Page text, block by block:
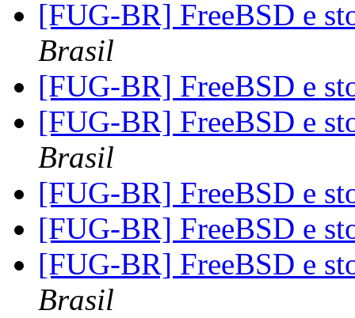
[FUG-BR] FreeBSD e
Brasil
[FUG-BR] FreeBSD e
[FUG-BR] FreeBSD e
Brasil
[FUG-BR] FreeBSD e
[FUG-BR] FreeBSD e
[FUG-BR] FreeBSD e
Brasil